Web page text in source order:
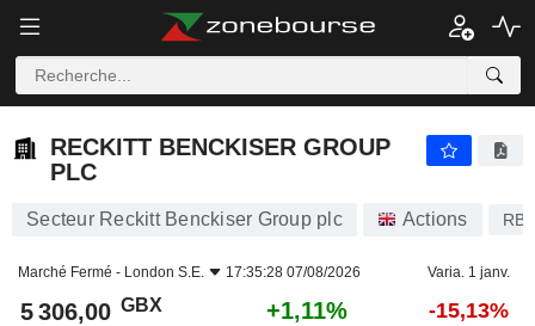
RECKITT BENCKISER GROUP
PLC
Secteur Reckitt Benckiser Group plc Actions RB.
Marché Fermé - London S.E. 17:35:28 07/08/2026 Varia. 1 janv.
5 306,00 GBX +1,11% -15,13%